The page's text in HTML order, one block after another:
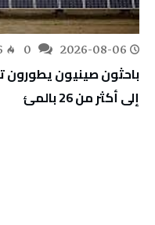
2026-08-06
باحثون صينيون يطورون
إلى أكثر من 26 بالمئ